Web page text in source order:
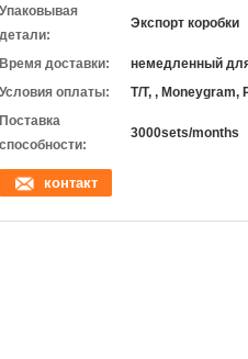
Упаковывая
детали:
Экспорт коробки
Время доставки:
немедленный
Условия оплаты:
T/T, , Moneygram,
Поставка
способности:
3000sets/months
контакт